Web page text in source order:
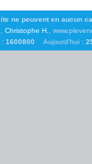
ne peuvent en aucun
Christophe H.,
1600800 Aujourd'hui :